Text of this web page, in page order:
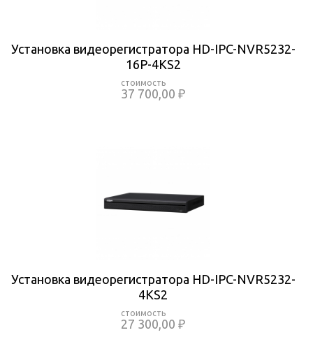
Установка видеорегистратора HD-IPC-NVR5232-
16P-4KS2
37 700,00 ₽
Установка видеорегистратора HD-IPC-NVR5232-
4KS2
27 300,00 ₽